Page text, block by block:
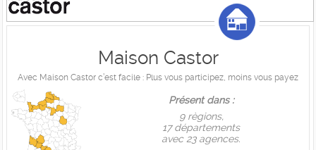
Maison Castor
Avec Maison Castor c’est facile : Plus vous participez, moins vous payez
Présent dans :
9 règions,
17 départements
avec 23 agences.